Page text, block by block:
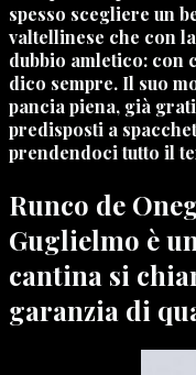
spesso scegliere un
valtellinese che con
dubbio amletico: con
dico sempre. Il suo
pancia piena, già
predisposti a
prendendoci tutto il
Runco de
Guglielmo è
cantina si
garanzia di